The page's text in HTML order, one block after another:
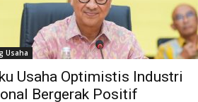
Usaha
Usaha Optimistis Industri
Bergerak Positif